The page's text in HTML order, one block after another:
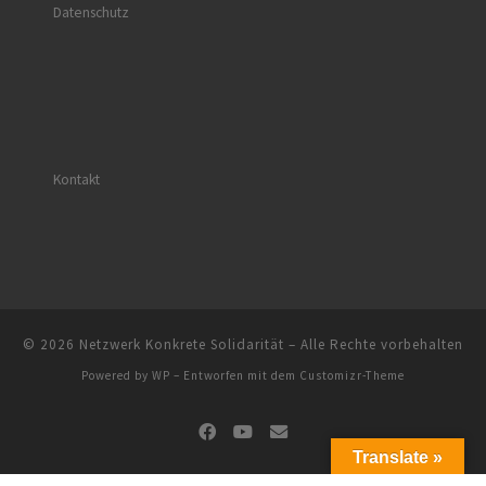
Datenschutz
Kontakt
© 2026 Netzwerk Konkrete Solidarität – Alle Rechte vorbehalten
Powered by WP – Entworfen mit dem Customizr-Theme
Translate »